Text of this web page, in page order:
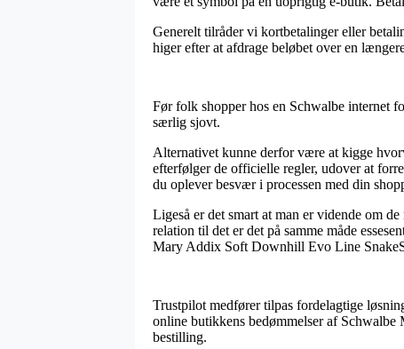
Generelt tilråder vi kortbetalinger eller
higer efter at afdrage beløbet over en
Før folk shopper hos en Schwalbe internet
særlig sjovt.
Alternativet kunne derfor være at kigge
efterfølger de officielle regler, udover at
du oplever besvær i processen med din
Ligeså er det smart at man er vidende om
relation til det er det på samme måde
Mary Addix Soft Downhill Evo Line
Trustpilot medfører tilpas fordelagtige
online butikkens bedømmelser af
bestilling.